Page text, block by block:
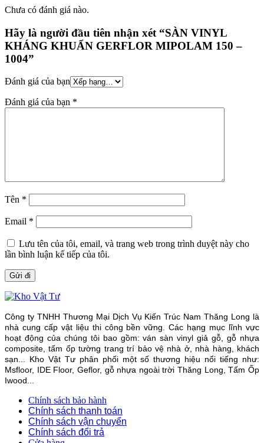
Chưa có đánh giá nào.
Hãy là người đầu tiên nhận xét “SÀN VINYL
KHÁNG KHUẨN GERFLOR MIPOLAM 150 –
1004”
Đánh giá của bạn
Đánh giá của bạn *
Tên *
Email *
Lưu tên của tôi, email, và trang web trong trình duyệt này cho
lần bình luận kế tiếp của tôi.
Công ty TNHH Thương Mại Dịch Vụ Kiến Trúc Nam Thăng Long là
nhà cung cấp vật liệu thi công bền vững. Các hạng mục lĩnh vực
hoạt động của chúng tôi bao gồm: ván sàn vinyl giả gỗ, gỗ nhựa
composite, tấm ốp tường trang trí bảo vệ nhà ở, nhà hàng, khách
sạn... Kho Vật Tư phân phối một số thương hiệu nổi tiếng như:
Msfloor, IDE Floor, Geflor, gỗ nhựa ngoài trời Thăng Long, Tấm Ốp
Iwood...
Chính sách bảo hành
Chính sách thanh toán
Chính sách vận chuyển
Chính sách đổi trả